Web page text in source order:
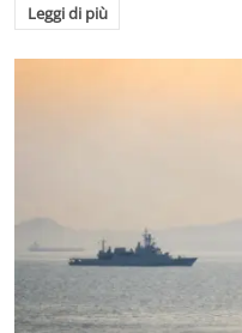
Leggi di più